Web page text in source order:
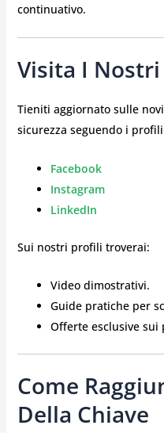
continuativo.
Visita I Nostri
Tieniti aggiornato sulle
sicurezza seguendo i
Facebook
Instagram
LinkedIn
Sui nostri profili troverai:
Video dimostrativi.
Guide pratiche per
Offerte esclusive sui
Come
Della Chiave